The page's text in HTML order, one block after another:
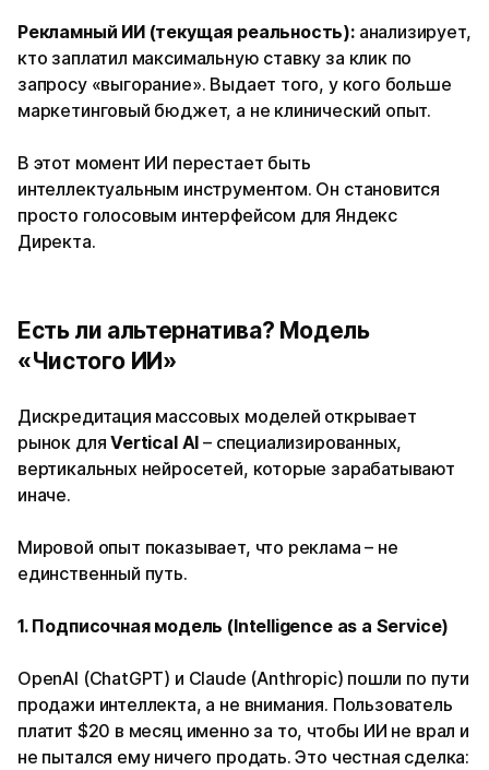
Рекламный ИИ (текущая реальность):анализирует,
кто заплатил максимальную ставку за клик по
запросу «выгорание». Выдает того, у кого больше
маркетинговый бюджет, а не клинический опыт.
В этот момент ИИ перестает быть
интеллектуальным инструментом. Он становится
просто голосовым интерфейсом для Яндекс
Директа.
Есть ли альтернатива? Модель
«Чистого ИИ»
Дискредитация массовых моделей открывает
рынок дляVertical AI – специализированных,
вертикальных нейросетей, которые зарабатывают
иначе.
Мировой опыт показывает, что реклама – не
единственный путь.
1. Подписочная модель (Intelligence as a Service)
OpenAI (ChatGPT) и Claude (Anthropic) пошли по пути
продажи интеллекта, а не внимания. Пользователь
платит $20 в месяц именно за то, чтобы ИИ не врал и
не пытался ему ничего продать. Это честная сделка: